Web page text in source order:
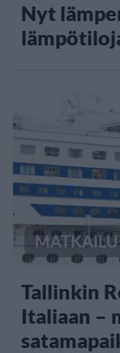
Nyt
MATKAILU
Tallinkin
Italiaan –